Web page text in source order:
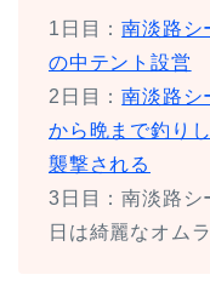
1日目：南淡路シ
の中テント設営
2日目：南淡路シ
から晩まで釣り
襲撃される
3日目：南淡路シ
日は綺麗なオム